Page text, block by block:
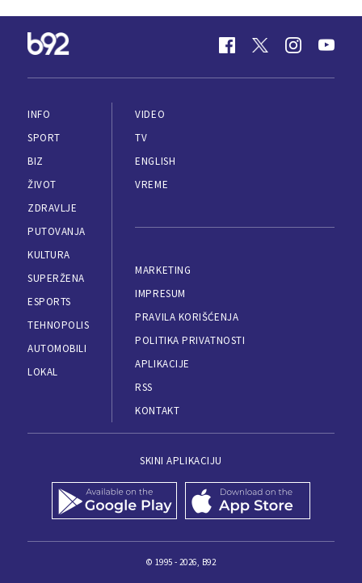
INFO
SPORT
BIZ
ŽIVOT
ZDRAVLJE
PUTOVANJA
KULTURA
SUPERŽENA
ESPORTS
TEHNOPOLIS
AUTOMOBILI
LOKAL
VIDEO
TV
ENGLISH
VREME
MARKETING
IMPRESUM
PRAVILA KORIŠĆENJA
POLITIKA PRIVATNOSTI
APLIKACIJE
RSS
KONTAKT
SKINI APLIKACIJU
© 1995 - 2026, B92